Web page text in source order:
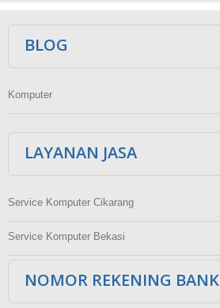
BLOG
Komputer
LAYANAN JASA
Service Komputer Cikarang
Service Komputer Bekasi
NOMOR REKENING BANK